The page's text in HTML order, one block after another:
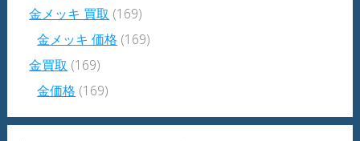
金メッキ 買取 (169)
金メッキ 価格 (169)
金買取 (169)
金価格 (169)